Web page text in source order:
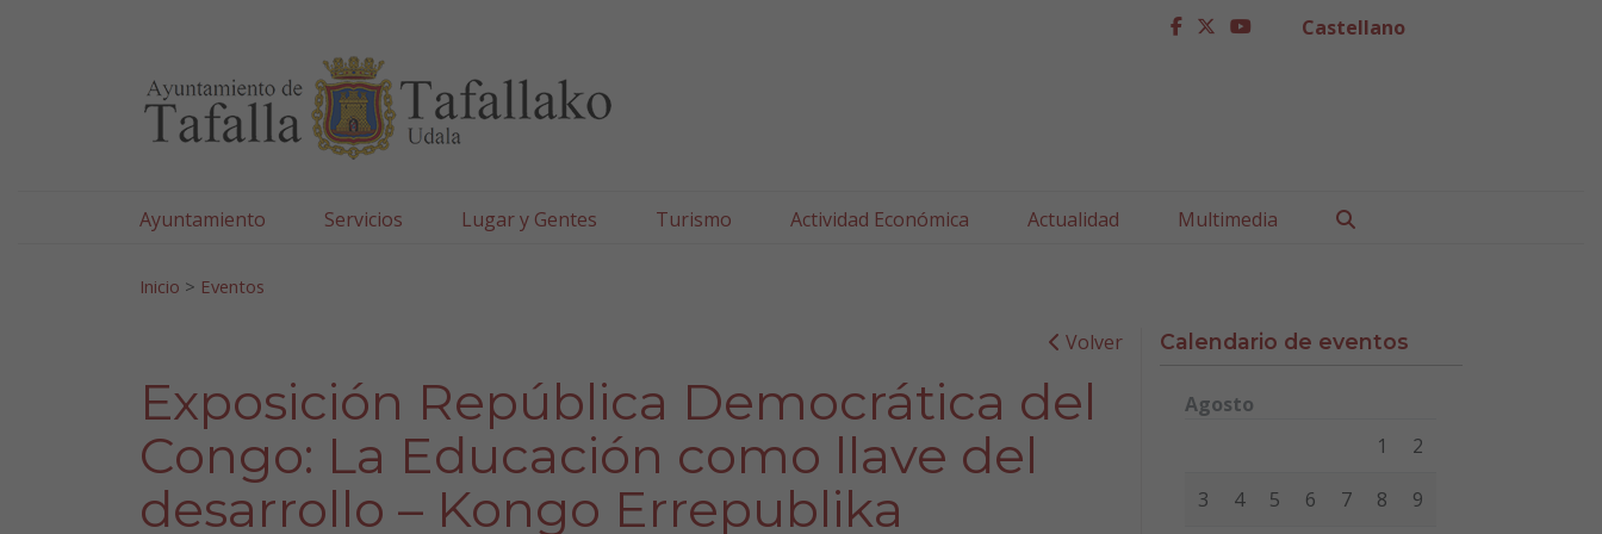
facebook
twitter
youtubeCastellano
Ayuntamiento Servicios Lugar y Gentes Turismo Actividad Económica Actualidad Multimedia
Inicio > Eventos
Volver
Exposición República Democrática del
Congo: La Educación como llave del
desarrollo – Kongo Errepublika
Calendario de eventos
Agosto
Miércoles Jueves
1 2
3 4 5 6 7 8 9